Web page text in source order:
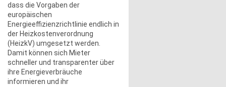
dass die Vorgaben der
europäischen
Energieeffizienzrichtlinie endlich in
der Heizkostenverordnung
(HeizkV) umgesetzt werden.
Damit können sich Mieter
schneller und transparenter über
ihre Energieverbräuche
informieren und ihr